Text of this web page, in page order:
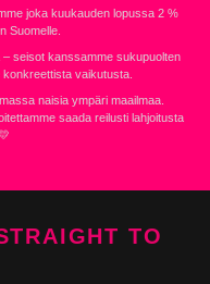
joka kuukauden lopussa 2 %
Suomelle.
– seisot kanssamme sukupuolten
vaikutusta.
naisia ympäri maailmaa.
saada reilusti lahjoitusta
TO